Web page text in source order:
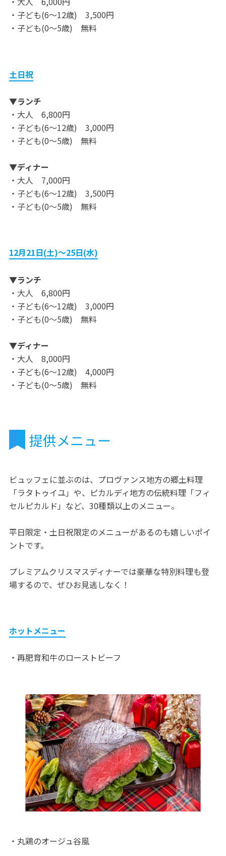
・子ども(6～12歳) 3,500円
・子ども(0～5歳) 無料
土日祝
▼ランチ
・大人 6,800円
・子ども(6～12歳) 3,000円
・子ども(0～5歳) 無料
▼ディナー
・大人 7,000円
・子ども(6～12歳) 3,500円
・子ども(0～5歳) 無料
12月21日(土)～25日(水)
▼ランチ
・大人 6,800円
・子ども(6～12歳) 3,000円
・子ども(0～5歳) 無料
▼ディナー
・大人 8,000円
・子ども(6～12歳) 4,000円
・子ども(0～5歳) 無料
提供メニュー
ビュッフェに並ぶのは、プロヴァンス地方の郷土料理
「ラタトゥイユ」や、ピカルディ地方の伝統料理「フィ
セルピカルド」など、30種類以上のメニュー。
平日限定・土日祝限定のメニューがあるのも嬉しいポイ
ントです。
プレミアムクリスマスディナーでは豪華な特別料理も登
場するので、ぜひお見逃しなく！
ホットメニュー
・再肥育和牛のローストビーフ
・丸鶏のオージュ谷風